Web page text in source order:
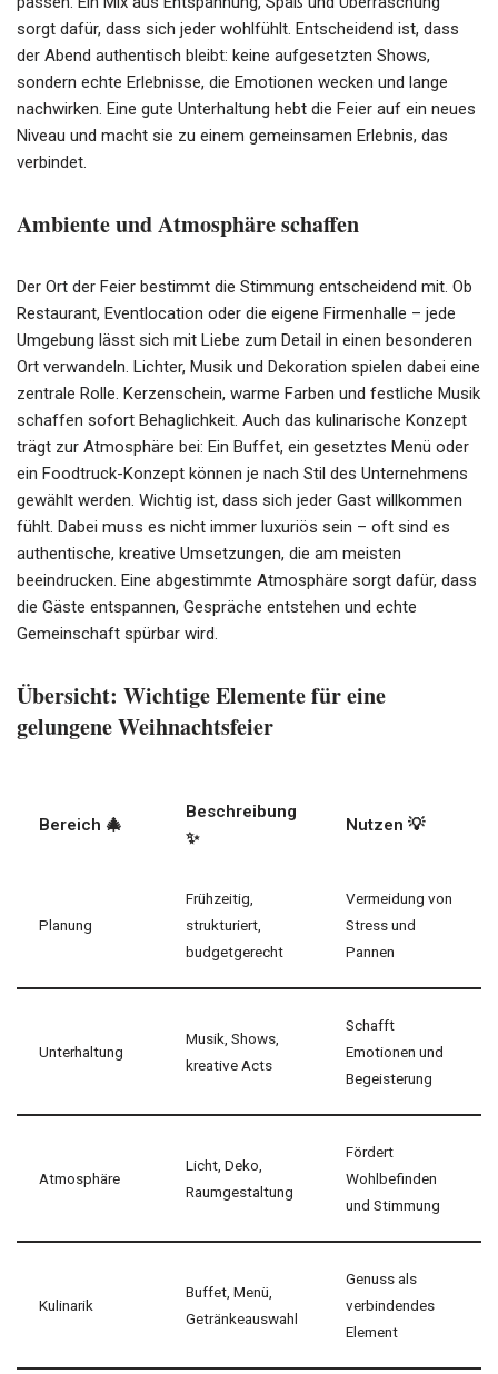
sorgt dafür, dass sich jeder wohlfühlt. Entscheidend ist, dass
der Abend authentisch bleibt: keine aufgesetzten Shows,
sondern echte Erlebnisse, die Emotionen wecken und lange
nachwirken. Eine gute Unterhaltung hebt die Feier auf ein neues
Niveau und macht sie zu einem gemeinsamen Erlebnis, das
verbindet.
Ambiente und Atmosphäre schaffen
Der Ort der Feier bestimmt die Stimmung entscheidend mit. Ob
Restaurant, Eventlocation oder die eigene Firmenhalle – jede
Umgebung lässt sich mit Liebe zum Detail in einen besonderen
Ort verwandeln. Lichter, Musik und Dekoration spielen dabei eine
zentrale Rolle. Kerzenschein, warme Farben und festliche Musik
schaffen sofort Behaglichkeit. Auch das kulinarische Konzept
trägt zur Atmosphäre bei: Ein Buffet, ein gesetztes Menü oder
ein Foodtruck-Konzept können je nach Stil des Unternehmens
gewählt werden. Wichtig ist, dass sich jeder Gast willkommen
fühlt. Dabei muss es nicht immer luxuriös sein – oft sind es
authentische, kreative Umsetzungen, die am meisten
beeindrucken. Eine abgestimmte Atmosphäre sorgt dafür, dass
die Gäste entspannen, Gespräche entstehen und echte
Gemeinschaft spürbar wird.
Übersicht: Wichtige Elemente für eine
gelungene Weihnachtsfeier
Bereich 🎄
Beschreibung
✨
Nutzen 💡
Planung
Frühzeitig,
strukturiert,
budgetgerecht
Vermeidung von
Stress und
Pannen
Unterhaltung
Musik, Shows,
kreative Acts
Schafft
Emotionen und
Begeisterung
Atmosphäre
Licht, Deko,
Raumgestaltung
Fördert
Wohlbefinden
und Stimmung
Kulinarik
Buffet, Menü,
Getränkeauswahl
Genuss als
verbindendes
Element